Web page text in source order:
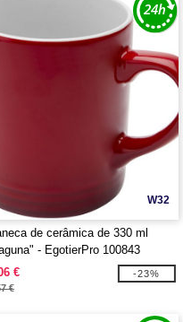
W32
de cerâmica de 330 ml
- EgotierPro 100843
€
€
-23%